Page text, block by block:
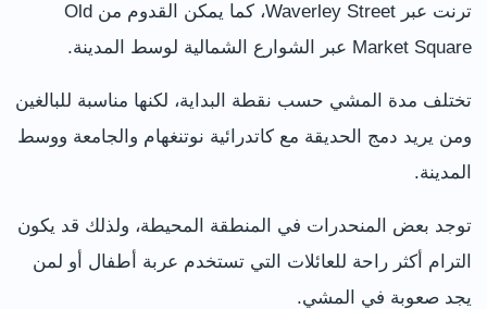
ترنت عبر Waverley Street، كما يمكن القدوم من Old
Market Square عبر الشوارع الشمالية لوسط المدينة.
تختلف مدة المشي حسب نقطة البداية، لكنها مناسبة للبالغين
ومن يريد دمج الحديقة مع كاتدرائية نوتنغهام والجامعة ووسط
المدينة.
توجد بعض المنحدرات في المنطقة المحيطة، ولذلك قد يكون
الترام أكثر راحة للعائلات التي تستخدم عربة أطفال أو لمن
يجد صعوبة في المشي.